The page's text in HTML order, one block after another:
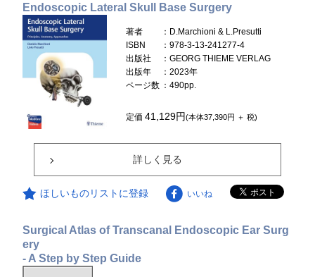
Endoscopic Lateral Skull Base Surgery
著者
：D.Marchioni & L.Presutti
ISBN
：978-3-13-241277-4
出版社
：GEORG THIEME VERLAG
出版年
：2023年
ページ数 ：490pp.
定価41,129円(本体37,390円 ＋ 税)
詳しく見る
ほしいものリストに登録 いいね
Surgical Atlas of Transcanal Endoscopic Ear Surg
ery
- A Step by Step Guide